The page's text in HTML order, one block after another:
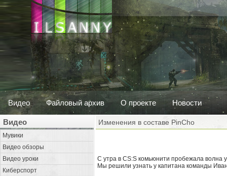
Видео Файловый архив О проекте Новости
Видео
Мувики
Видео обзоры
Видео уроки
Киберспорт
Изменения в составе PinCho
С утра в CS:S комьюнити пробежала волна
Мы решили узнать у капитана команды